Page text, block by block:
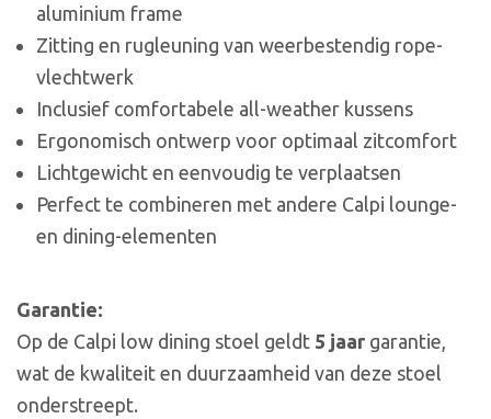
aluminium frame
Zitting en rugleuning van weerbestendig rope-
vlechtwerk
Inclusief comfortabele all-weather kussens
Ergonomisch ontwerp voor optimaal zitcomfort
Lichtgewicht en eenvoudig te verplaatsen
Perfect te combineren met andere Calpi lounge-
en dining-elementen
Garantie:
Op de Calpi low dining stoel geldt 5 jaar garantie,
wat de kwaliteit en duurzaamheid van deze stoel
onderstreept.